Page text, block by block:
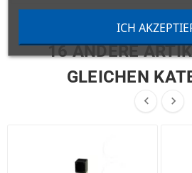
16 ANDERE
GLEICHEN
 
ICH